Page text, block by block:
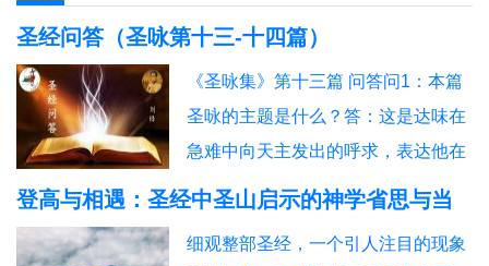
圣经研读 圣经问答 释经专栏
圣经问答（圣咏第十三-十四篇）
《圣咏集》第十三篇 问答问1：本篇
圣咏的主题是什么？答：这是达味在
急难中向天主发出的呼求，表达他在
痛苦、困惑与孤寂中的感受，同时也
祷。问2：“上主，你把我全然遗忘，
登高与相遇：圣经中圣山启示的神学省思与当
代意义
细观整部圣经，一个引人注目的现象